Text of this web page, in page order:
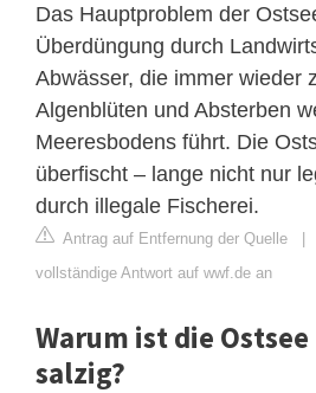
Das Hauptproblem der
Überdüngung durch
Abwässer, die immer wieder
Algenblüten und Absterben
Meeresbodens führt. Die
überfischt – lange nicht nur
durch illegale Fischerei.
Antrag auf Entfernung der Quelle |
vollständige Antwort auf wwf.de an
Warum ist die
salzig?